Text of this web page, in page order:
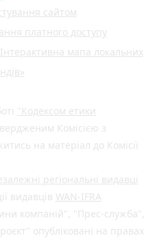
сайтом
платного доступу
мапа локальних
"Кодексом етики
Комісією з
на матеріал до Комісії
регіональні видавці
видавців WAN-IFRA
компаній", "Прес-служба",
опубліковані на правах